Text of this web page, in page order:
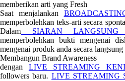
memberikan arti yang Fresh
Saat menjalankan
memperbolehkan teks-arti secara
Dalam SIARAN LANGSUNG
memperbolehkan bukti mengenai
mengenai produk anda secara
Membangun Brand Awareness
dengan LIVE STREAMING
followers baru. LIVE STREAMING